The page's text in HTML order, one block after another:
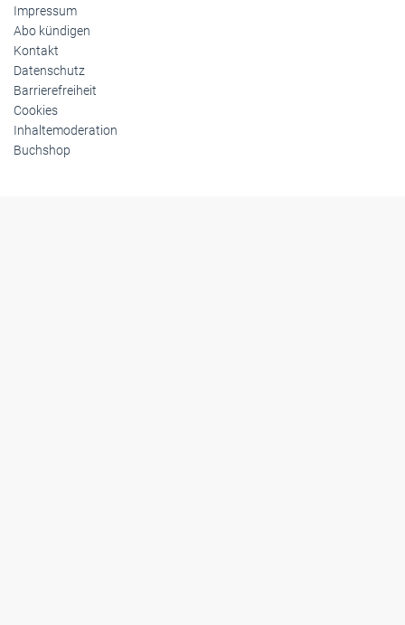
Impressum
Abo kündigen
Kontakt
Datenschutz
Barrierefreiheit
Cookies
Inhaltemoderation
Buchshop